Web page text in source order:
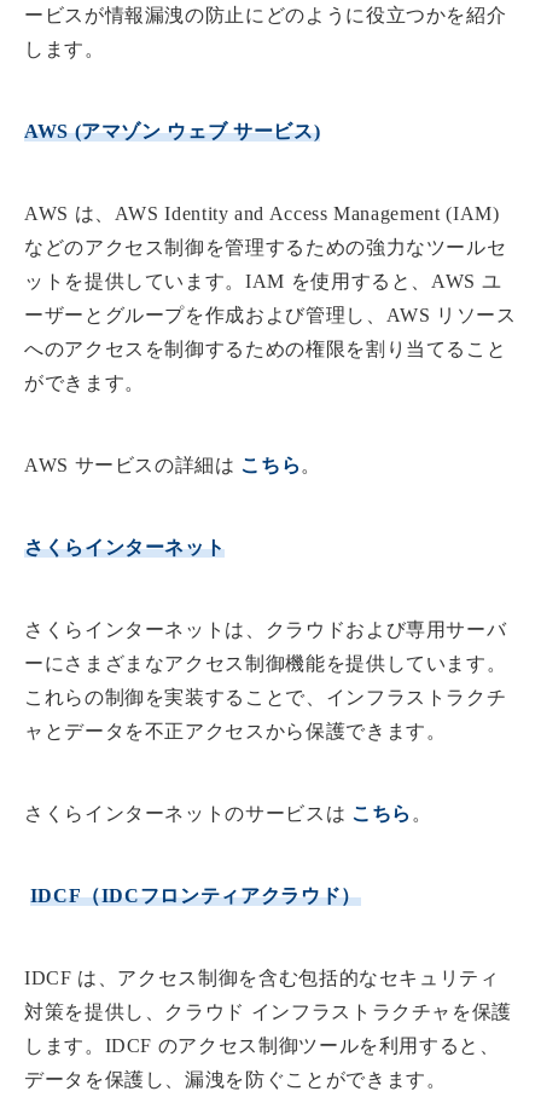
ービスが情報漏洩の防止にどのように役立つかを紹介
します。
AWS (アマゾン ウェブ サービス)
AWS は、AWS Identity and Access Management (IAM)
などのアクセス制御を管理するための強力なツールセ
ットを提供しています。IAM を使用すると、AWS ユ
ーザーとグループを作成および管理し、AWS リソース
へのアクセスを制御するための権限を割り当てること
ができます。
AWS サービスの詳細は こちら 。
さくらインターネット
さくらインターネットは、クラウドおよび専用サーバ
ーにさまざまなアクセス制御機能を提供しています。
これらの制御を実装することで、インフラストラクチ
ャとデータを不正アクセスから保護できます。
さくらインターネットのサービスは こちら 。
IDCF（IDCフロンティアクラウド）
IDCF は、アクセス制御を含む包括的なセキュリティ
対策を提供し、クラウド インフラストラクチャを保護
します。IDCF のアクセス制御ツールを利用すると、
データを保護し、漏洩を防ぐことができます。